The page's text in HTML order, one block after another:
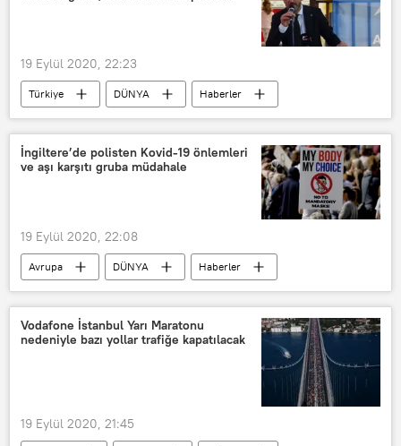
19 Eylül 2020, 22:23
Türkiye DÜNYA
Haberler
AK Parti
Çorum
Oğuzlar
Erkan Kandemir
TÜRKİYE
İngiltere’de polisten Kovid-19 önlemleri
ve aşı karşıtı gruba müdahale
19 Eylül 2020, 22:08
Avrupa DÜNYA
Haberler
İngiltere
Koronavirüs
Koronavirüsle mücadele
Protesto
Polis
müdahale
Vodafone İstanbul Yarı Maratonu
nedeniyle bazı yollar trafiğe kapatılacak
19 Eylül 2020, 21:45